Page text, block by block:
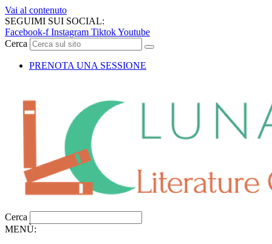
Vai al contenuto
SEGUIMI SUI SOCIAL:
Facebook-f Instagram TiktokYoutube
Cerca
PRENOTA UNA SESSIONE
Cerca
MENÙ: